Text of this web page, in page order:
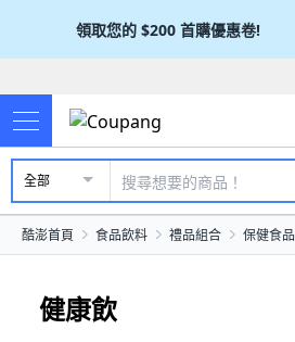
領取您的 $200 首購優惠卷!
全部
酷澎首頁 食品飲料 禮品組合 保健食品
健康飲